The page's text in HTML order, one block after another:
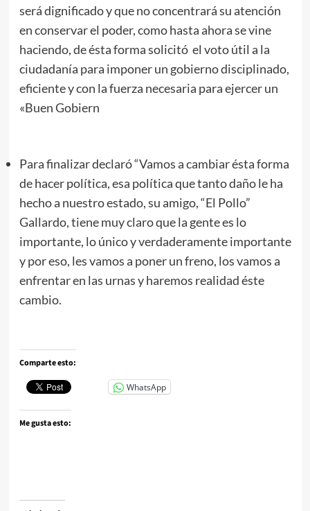
será dignificado y que no concentrará su atención
en conservar el poder, como hasta ahora se vine
haciendo, de ésta forma solicitó el voto útil a la
ciudadanía para imponer un gobierno disciplinado,
eficiente y con la fuerza necesaria para ejercer un
«Buen Gobiern
Para finalizar declaró “Vamos a cambiar ésta forma
de hacer política, esa política que tanto daño le ha
hecho a nuestro estado, su amigo, “El Pollo”
Gallardo, tiene muy claro que la gente es lo
importante, lo único y verdaderamente importante
y por eso, les vamos a poner un freno, los vamos a
enfrentar en las urnas y haremos realidad éste
cambio.
Comparte esto:
WhatsApp
Me gusta esto: